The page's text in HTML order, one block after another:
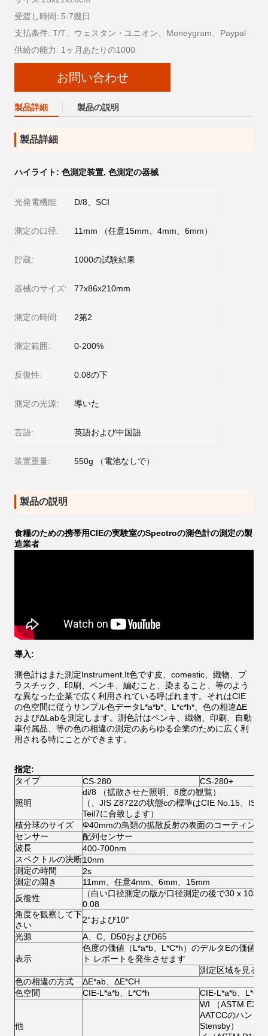
受渡し時間: 5-7幾日
支払条件: T/T、ウェスタン・ユニオン、Moneygram、Paypal
供給の能力: 1ヶ月あたりの1000
お問い合わせ
製品詳細 製品の説明
製品詳細
ハイライト: 色測定装置, 色測定の器械
光発電機能: D/8、SCI
測定の口径: 11mm （任意15mm、4mm、6mm）
貯蔵: 1000の試験結果
器械のサイズ: 77x86x210mm
測定の時間: 2第2
測定範囲: 0-200%
反復性: 0.08の下
測定の光源: 導いた
言語: 英語および中国語
装置重量: 550g （電池なしで）
製品の説明
食糧のための携帯用CIEの実験室のSpectroの測色計の測定の製
造業者
導入:
測色計はまた測定Instrument.It色です皮、comestic、織物、プ
ラスチック、印刷、ペンキ、編むこと、染まること、等のよう
な異なった企業で広く利用されている呼ばれます。それはCIE
の色空間に従うサンプル色データL*a*b*、L*c*h*、色の相違ΔE
およびΔLabを測定します。測色計はペンキ、織物、印刷、自動
車付属品、等の色の相違の測定のあらゆる企業のために広く利
用される特にことができます。
指定:
タイプ
CS-280 CS-280+
照明
di/8 （拡散させた照明、8度の観覧）
（、JIS Z8722の状態cの標準はCIE No.15、
Teil7に合致します）
積分球のサイズ
Φ40mmの鳥類の拡散反射の表面のコーティング
センサー
配列センサー
波長
400-700nm
スペクトルの決断10nm
測定の時間
2s
測定の開き
11mm、任意4mm、6mm、15mm
反復性
（白い口径測定の版が口径測定の後で30 x 10
0.08
角度を観察して下
さい
2°および10°
光源
A、C、D50およびD65
表示
色度の価値（L*a*b、L*C*h）のデルタEの価値
ト レポートを発生させます
測定区域を見る
色の相違の方式
ΔE*ab、ΔE*CH
色空間
CIE-L*a*b、L*C*h CIE-L*a*b、
他
WI （ASTM
AATCCのハンタ
Stensby）